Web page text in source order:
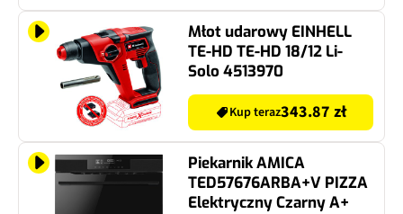
Młot udarowy EINHELL
TE-HD TE-HD 18/12 Li-
Solo 4513970
Kup teraz343.87 zł
Piekarnik AMICA
TED57676ARBA+V PIZZA
Elektryczny Czarny A+